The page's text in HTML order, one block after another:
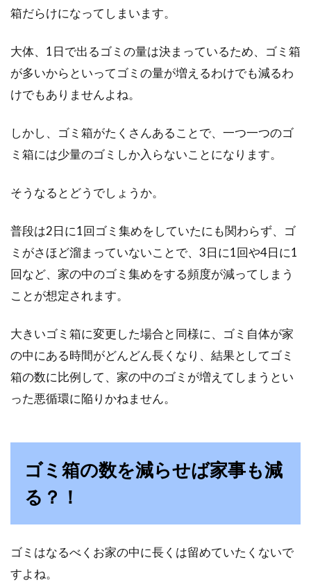
勉強机の蛍光灯の32wに関する問題
点を探る！規格を知ろう
る必要があります。その場合には、蛍光灯の規
格を知っ...
スイッチを入れても、蛍光灯が急につかなくな
っていると、大変不便さを感じます。蛍光灯の
箱だらけになってしまいます。
大体、1日で出るゴミの量は決まっているため、ゴミ箱
が多いからといってゴミの量が増えるわけでも減るわ
けでもありませんよね。
しかし、ゴミ箱がたくさんあることで、一つ一つのゴ
ミ箱には少量のゴミしか入らないことになります。
そうなるとどうでしょうか。
普段は2日に1回ゴミ集めをしていたにも関わらず、ゴ
ミがさほど溜まっていないことで、3日に1回や4日に1
回など、家の中のゴミ集めをする頻度が減ってしまう
ことが想定されます。
大きいゴミ箱に変更した場合と同様に、ゴミ自体が家
の中にある時間がどんどん長くなり、結果としてゴミ
箱の数に比例して、家の中のゴミが増えてしまうとい
った悪循環に陥りかねません。
ゴミ箱の数を減らせば家事も減
る？！
ゴミはなるべくお家の中に長くは留めていたくないで
すよね。